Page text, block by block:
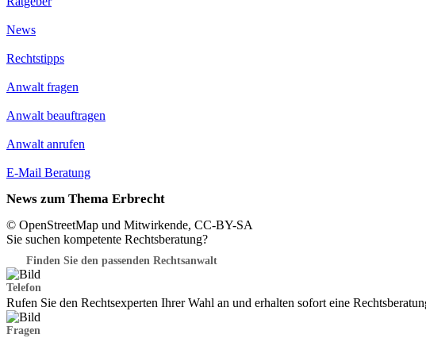
News
Rechtstipps
Anwalt fragen
Anwalt beauftragen
Anwalt anrufen
E-Mail Beratung
News zum Thema Erbrecht
© OpenStreetMap und Mitwirkende, CC-BY-SA
Sie suchen kompetente Rechtsberatung?
Finden Sie den passenden Rechtsanwalt
Telefon
Rufen Sie den Rechtsexperten Ihrer Wahl an und erhalten sofort eine
Fragen